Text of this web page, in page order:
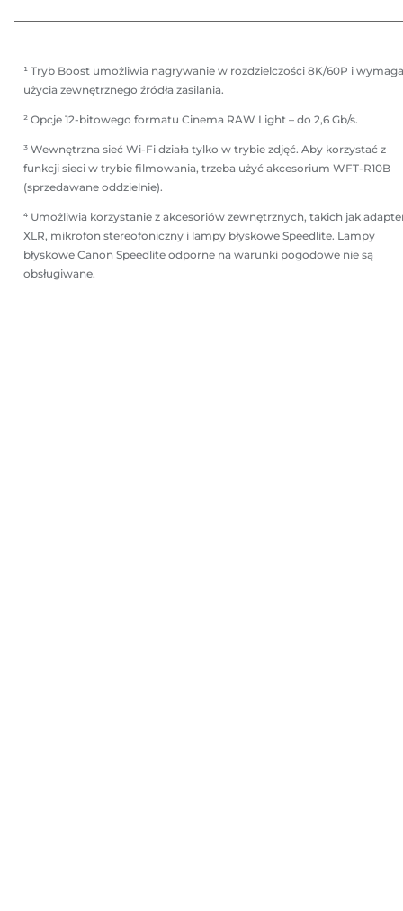
¹ Tryb Boost umożliwia nagrywanie w rozdzielczości 8K/60P i wymaga
użycia zewnętrznego źródła zasilania.
² Opcje 12-bitowego formatu Cinema RAW Light – do 2,6 Gb/s.
³ Wewnętrzna sieć Wi-Fi działa tylko w trybie zdjęć. Aby korzystać z
funkcji sieci w trybie filmowania, trzeba użyć akcesorium WFT-R10B
(sprzedawane oddzielnie).
⁴ Umożliwia korzystanie z akcesoriów zewnętrznych, takich jak
XLR, mikrofon stereofoniczny i lampy błyskowe Speedlite. Lampy
błyskowe Canon Speedlite odporne na warunki pogodowe nie są
obsługiwane.